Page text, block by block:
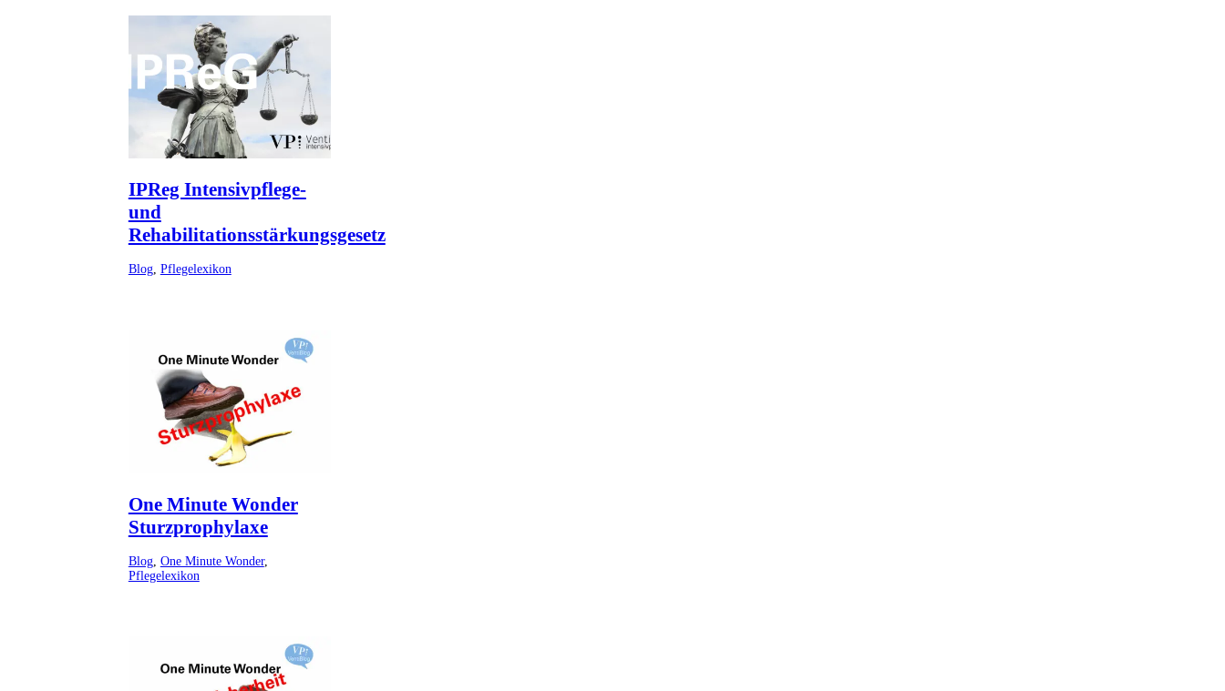
IPReg Intensivpflege-
und
Rehabilitationsstärkungsgesetz
Blog, Pflegelexikon
One Minute Wonder
Sturzprophylaxe
Blog, One Minute Wonder,
Pflegelexikon